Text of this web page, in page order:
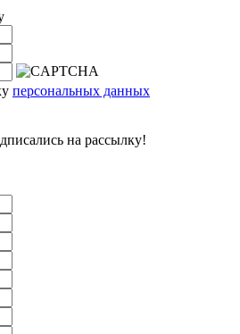
персональных данных
на рассылку!